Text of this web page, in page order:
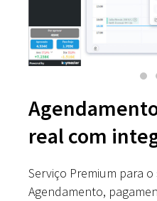
real com
Serviço Premium para
Agendamento,